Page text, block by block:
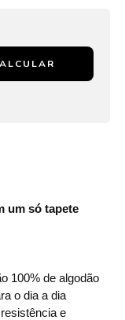
um só tapete
100% de algodão
o dia a dia
e